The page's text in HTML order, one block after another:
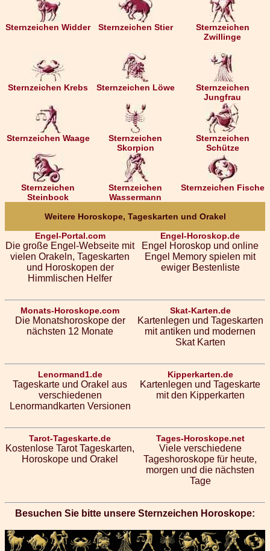
Sternzeichen Widder Sternzeichen Stier
Sternzeichen
Zwillinge
Sternzeichen Krebs Sternzeichen Löwe
Sternzeichen
Jungfrau
Sternzeichen Waage
Sternzeichen
Skorpion
Sternzeichen
Schütze
Sternzeichen
Steinbock
Sternzeichen
Wassermann
Sternzeichen Fische
Weitere Horoskope, Tageskarten und Orakel
Engel-Portal.com
Die große Engel-Webseite mit
vielen Orakeln, Tageskarten
und Horoskopen der
Himmlischen Helfer
Engel-Horoskop.de
Engel Horoskop und online
Engel Memory spielen mit
ewiger Bestenliste
Monats-Horoskope.com
Die Monatshoroskope der
nächsten 12 Monate
Skat-Karten.de
Kartenlegen und Tageskarten
mit antiken und modernen
Skat Karten
Lenormand1.de
Tageskarte und Orakel aus
verschiedenen
Lenormandkarten Versionen
Kipperkarten.de
Kartenlegen und Tageskarte
mit den Kipperkarten
Tarot-Tageskarte.de
Kostenlose Tarot Tageskarten,
Horoskope und Orakel
Tages-Horoskope.net
Viele verschiedene
Tageshoroskope für heute,
morgen und die nächsten
Tage
Besuchen Sie bitte unsere Sternzeichen Horoskope: